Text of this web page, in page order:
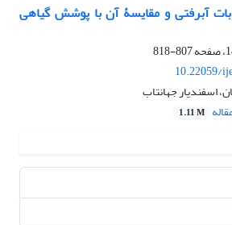
آبرفتی و مقایسۀ آن با پوشش گیاهی
807-818
10.22059/
اسفندیار جهانتاب
1.11 M